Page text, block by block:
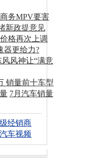
务MPV要害
新政提意见
格再次上调
器更给力?
风神让“满意
销量前十车型
7月汽车销量
经销商
汽车视频